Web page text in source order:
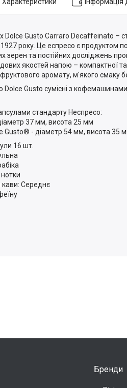
Dolce Gusto Carraro Decaffeinato –
року. Це еспресо є продуктом
зерен та постійних досліджень
якостей напою – компактної та
аромату, м'якого смаку
Dolce Gusto сумісні з
стандарту Неспресо:
37 мм, висота 25 мм
Gusto® - діаметр 54 мм, висота 35
16 шт.
Середнє
Бренди